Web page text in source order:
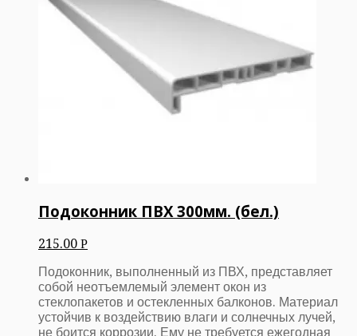
Подоконник ПВХ 300мм. (бел.)
215.00 Р
Подоконник, выполненный из ПВХ, представляет
собой неотъемлемый элемент окон из
стеклопакетов и остекленных балконов. Материал
устойчив к воздействию влаги и солнечных лучей,
не боится коррозии. Ему не требуется ежегодная